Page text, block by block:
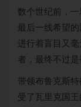
数个世纪前，
最后一线希望
进行着盲目又
者，最终不过是
带领布鲁克斯
受了瓦里克国